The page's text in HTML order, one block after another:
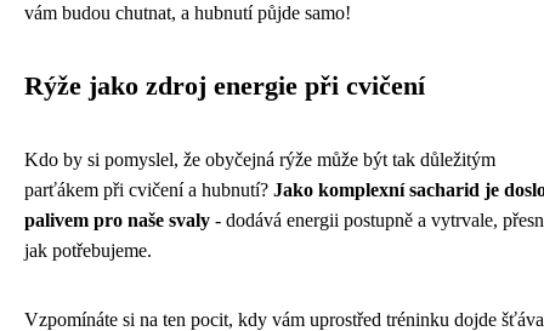
vám budou chutnat, a hubnutí půjde samo!
Rýže jako zdroj energie při cvičení
Kdo by si pomyslel, že obyčejná rýže může být tak důležitým
parťákem při cvičení a hubnutí? Jako komplexní sacharid je
palivem pro naše svaly - dodává energii postupně a vytrvale,
jak potřebujeme.
Vzpomínáte si na ten pocit, kdy vám uprostřed tréninku dojde